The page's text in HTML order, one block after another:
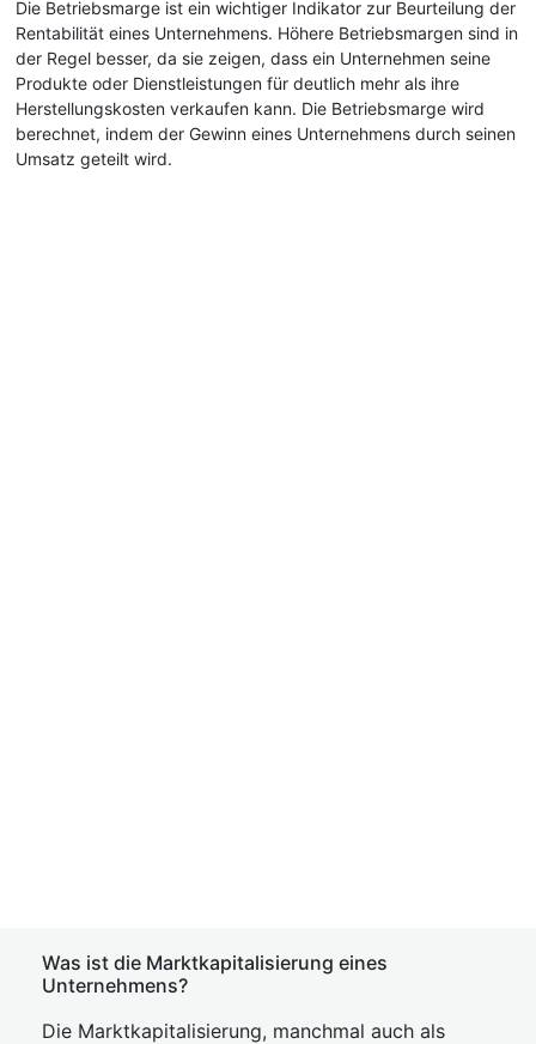
Die Betriebsmarge ist ein wichtiger Indikator zur Beurteilung der
Rentabilität eines Unternehmens. Höhere Betriebsmargen sind in
der Regel besser, da sie zeigen, dass ein Unternehmen seine
Produkte oder Dienstleistungen für deutlich mehr als ihre
Herstellungskosten verkaufen kann. Die Betriebsmarge wird
berechnet, indem der Gewinn eines Unternehmens durch seinen
Umsatz geteilt wird.
Was ist die Marktkapitalisierung eines
Unternehmens?
Die Marktkapitalisierung, manchmal auch als